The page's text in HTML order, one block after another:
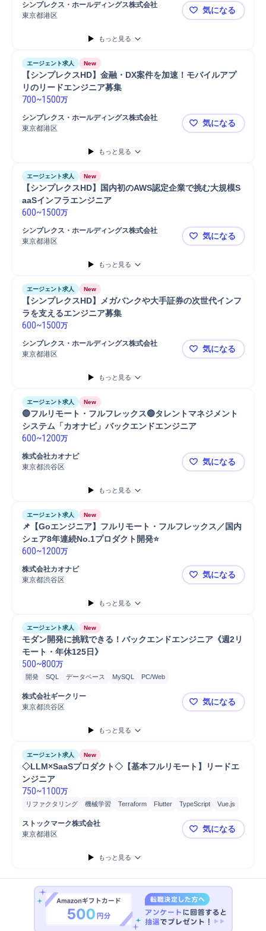
シンプレクス・ホールディングス株式会社
東京都港区
【シンプレ
気になる
もっと見る
エージェント求人 New
【シンプレクスHD】金融・DX案件を加速！モバイルアプ
リのリードエンジニア募集
700~1500万
シンプレクス・ホールディングス株式会社
東京都港区
【シンプレ
気になる
もっと見る
エージェント求人 New
【シンプレクスHD】国内初のAWS認定企業で挑む大規模S
aaSインフラエンジニア
600~1500万
シンプレクス・ホールディングス株式会社
東京都港区
【シンプレ
気になる
もっと見る
エージェント求人 New
【シンプレクスHD】メガバンクや大手証券の次世代インフ
ラを支えるエンジニア募集
600~1500万
シンプレクス・ホールディングス株式会社
東京都港区
【シンプレ
気になる
もっと見る
エージェント求人 New
🔵フルリモート・フルフレックス🔵タレントマネジメント
システム「カオナビ」バックエンドエンジニア
600~1200万
株式会社カオナビ
東京都渋谷区
🔵フルリモ
気になる
もっと見る
エージェント求人 New
📌【Goエンジニア】フルリモート・フルフレックス／国内
シェア8年連続No.1プロダクト開発⭐
600~1200万
株式会社カオナビ
東京都渋谷区
📌【Goエ
気になる
もっと見る
エージェント求人 New
モダン開発に挑戦できる！バックエンドエンジニア《週2リ
モート・年休125日》
500~800万
開発 SQL データベース MySQL PC/Web
株式会社ギークリー
東京都渋谷区
モダン開発
気になる
もっと見る
エージェント求人 New
◇LLM×SaaSプロダクト◇【基本フルリモート】リードエ
ンジニア
750~1100万
リファクタリング 機械学習 Terraform Flutter TypeScript
Vue.js
Ruby on Rails
プロトタイピング
データ基盤開発
ストックマーク株式会社
東京都港区
気になる
もっと見る